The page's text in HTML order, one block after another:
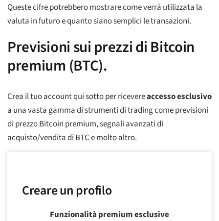
Queste cifre potrebbero mostrare come verrà utilizzata la
valuta in futuro e quanto siano semplici le transazioni.
Previsioni sui prezzi di Bitcoin
premium (BTC).
Crea il tuo account qui sotto per ricevereaccesso esclusivo
a una vasta gamma di strumenti di trading come previsioni
di prezzo Bitcoin premium, segnali avanzati di
acquisto/vendita di BTC e molto altro.
Creare un profilo
Funzionalità premium esclusive